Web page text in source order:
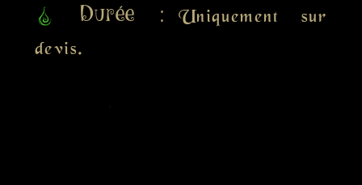
Durée : Uniquement sur
devis.